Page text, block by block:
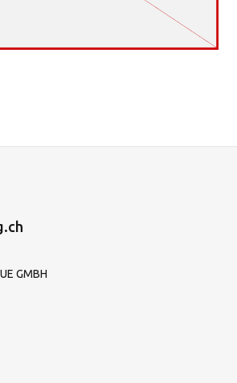
GMBH